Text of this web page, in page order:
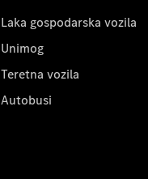
Laka gospodarska vozila
Unimog
Teretna vozila
Autobusi